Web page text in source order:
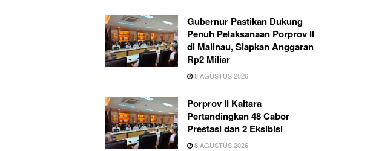
Gubernur Pastikan Dukung
Penuh Pelaksanaan Porprov II
di Malinau, Siapkan Anggaran
Rp2 Miliar
8 AGUSTUS 2026
Porprov II Kaltara
Pertandingkan 48 Cabor
Prestasi dan 2 Eksibisi
8 AGUSTUS 2026